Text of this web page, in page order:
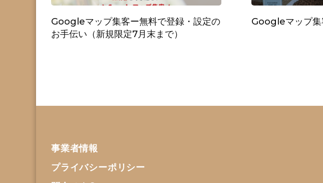
Googleマップ集客ー無料で登録・設定の
お手伝い（新規限定7月末まで）
Googleマップ集
事業者情報
プライバシーポリシー